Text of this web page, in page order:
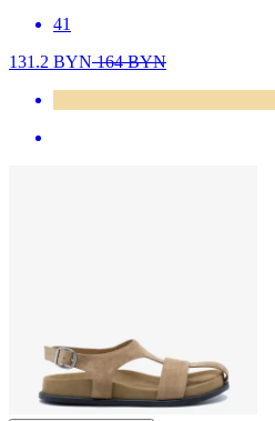
41
131.2 BYN164BYN